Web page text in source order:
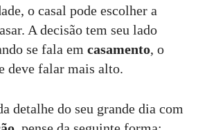
o casal pode escolher a
A decisão tem seu lado
se fala em casamento, o
deve falar mais alto.
detalhe do seu grande dia com